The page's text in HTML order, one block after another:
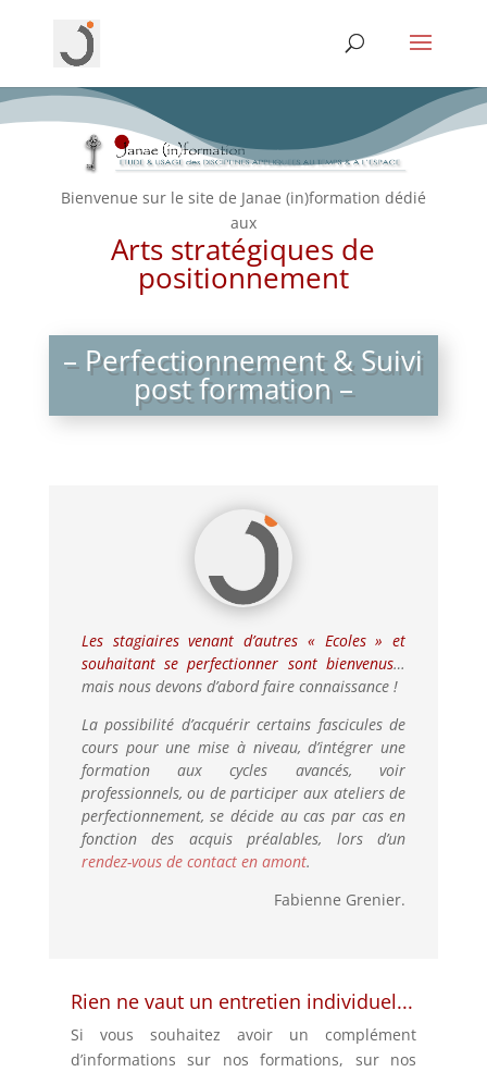
Bienvenue sur le site de Janae (in)formation dédié
aux
Arts stratégiques de
positionnement
– Perfectionnement & Suivi
post formation –
Les stagiaires venant d’autres « Ecoles » et
souhaitant se perfectionner sont bienvenus…
mais nous devons d’abord faire connaissance !
La possibilité d’acquérir certains fascicules de
cours pour une mise à niveau, d’intégrer une
formation aux cycles avancés, voir
professionnels, ou de participer aux ateliers de
perfectionnement, se décide au cas par cas en
fonction des acquis préalables, lors d’un
rendez-vous de contact en amont.
Fabienne Grenier.
Rien ne vaut un entretien individuel...
Si vous souhaitez avoir un complément
d’informations sur nos formations, sur nos